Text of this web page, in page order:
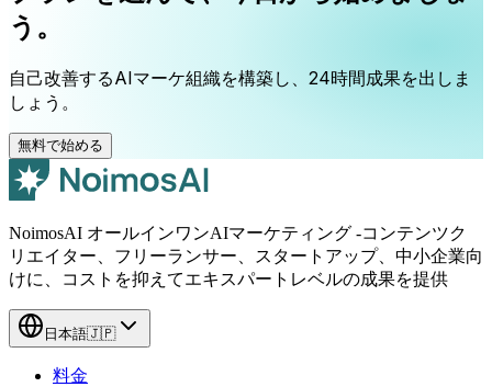
う。
自己改善するAIマーケ組織を構築し、24時間成果を出しま
しょう。
無料で始める
NoimosAI オールインワンAIマーケティング -コンテンツク
リエイター、フリーランサー、スタートアップ、中小企業向
けに、コストを抑えてエキスパートレベルの成果を提供
日本語🇯🇵
料金